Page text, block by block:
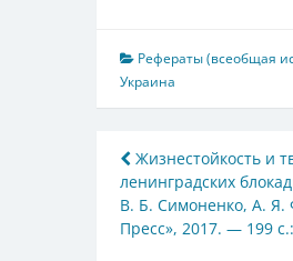
Рефераты (всеобщая
Украина
по
записям
Жизнестойкость и
ленинградских
В. Б. Симоненко, А.
Пресс», 2017. — 199